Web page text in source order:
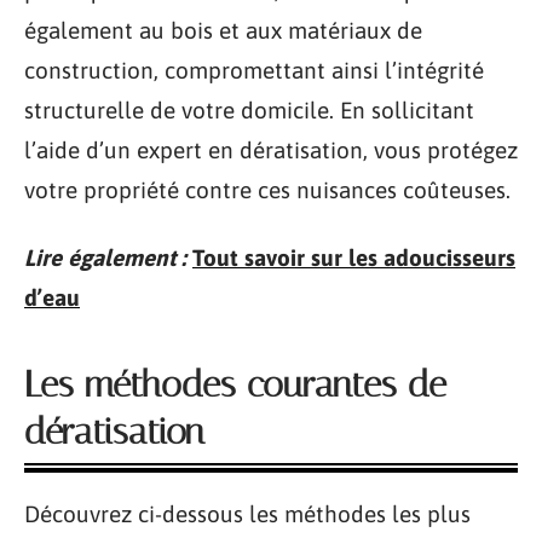
également au bois et aux matériaux de
construction, compromettant ainsi l’intégrité
structurelle de votre domicile. En sollicitant
l’aide d’un expert en dératisation, vous protégez
votre propriété contre ces nuisances coûteuses.
Lire également : Tout savoir sur les adoucisseurs
d’eau
Les méthodes courantes de
dératisation
Découvrez ci-dessous les méthodes les plus